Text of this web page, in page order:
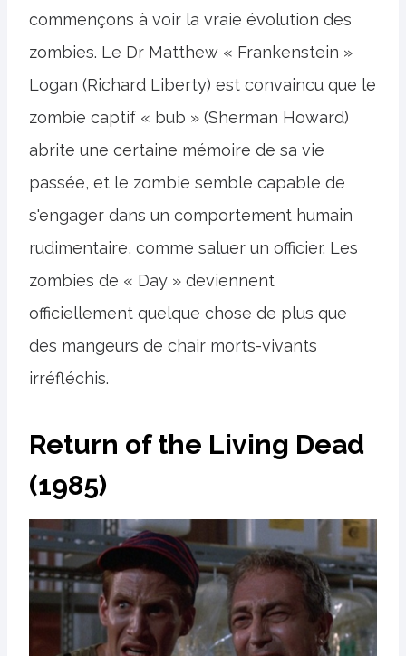
commençons à voir la vraie évolution des
zombies. Le Dr Matthew « Frankenstein »
Logan (Richard Liberty) est convaincu que le
zombie captif « bub » (Sherman Howard)
abrite une certaine mémoire de sa vie
passée, et le zombie semble capable de
s'engager dans un comportement humain
rudimentaire, comme saluer un officier. Les
zombies de « Day » deviennent
officiellement quelque chose de plus que
des mangeurs de chair morts-vivants
irréfléchis.
Return of the Living Dead
(1985)